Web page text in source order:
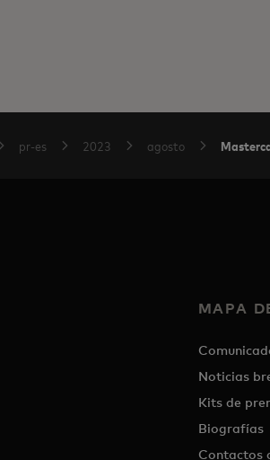
pr-es 2023 agosto
MAPA
Noticias
Kits de
Biografías
Contactos